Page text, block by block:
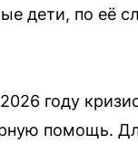
дети, по её
году
помощь.